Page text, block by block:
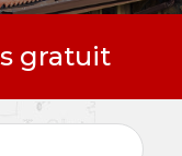
gratuit